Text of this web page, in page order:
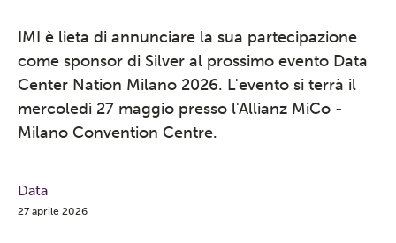
IMI è lieta di annunciare la sua partecipazione
come sponsor di Silver al prossimo evento Data
Center Nation Milano 2026. L'evento si terrà il
mercoledì 27 maggio presso l'Allianz MiCo -
Milano Convention Centre.
Data
27 aprile 2026